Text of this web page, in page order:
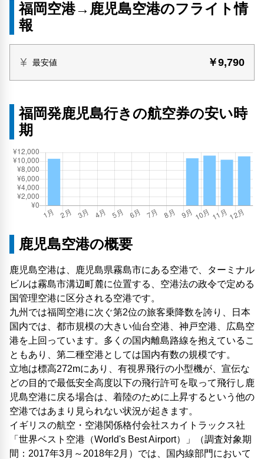
福岡空港→鹿児島空港のフライト情
報
最安値 ￥9,790
福岡発鹿児島行きの航空券の安い時
期
鹿児島空港の概要
鹿児島空港は、鹿児島県霧島市にある空港で、ターミナル
ビルは霧島市溝辺町麓に位置する、空港法の政令で定める
国管理空港に区分される空港です。
九州では福岡空港に次ぐ第2位の旅客乗降数を誇り、日本
国内では、都市規模の大きい仙台空港、神戸空港、広島空
港を上回っています。多くの国内離島路線を抱えているこ
ともあり、第二種空港としては国内有数の規模です。
立地は標高272mにあり、有視界飛行の小型機が、宣伝な
どの目的で最低安全高度以下の飛行許可を取って飛行し鹿
児島空港に戻る場合は、着陸のために上昇するという他の
空港ではあまり見られない状況が起きます。
イギリスの航空・空港関係格付会社スカイトラックス社
「世界ベスト空港（World's Best Airport）」（調査対象期
間：2017年3月～2018年2月）では、国内線部門において